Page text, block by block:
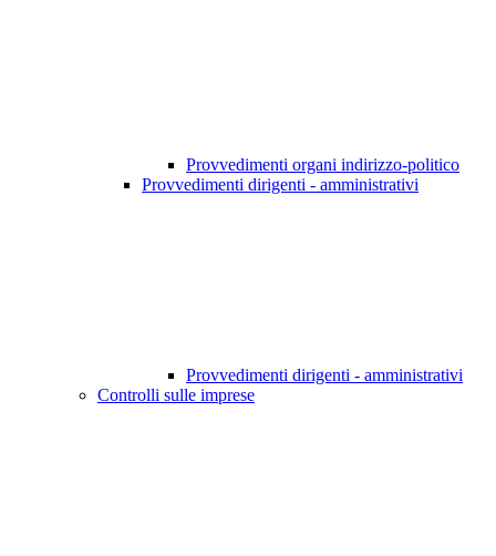
Provvedimenti organi indirizzo-politico
Provvedimenti dirigenti - amministrativi
Provvedimenti dirigenti - amministrativi
Controlli sulle imprese